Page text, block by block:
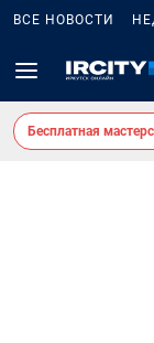
ВСЕ НОВОСТИ
Бесплатная